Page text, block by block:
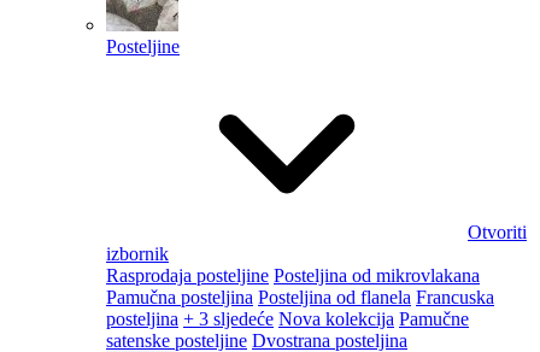
Posteljine
Otvoriti
izbornik
Rasprodaja posteljine Posteljina od mikrovlakana
Pamučna posteljina Posteljina od flanela Francuska
posteljina + 3 sljedeće Nova kolekcija Pamučne
satenske posteljine Dvostrana posteljina